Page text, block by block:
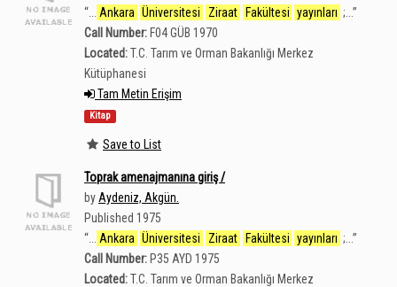
“
Ankara Üniversitesi Ziraat Fakültesi yayınları ;... ”
Call Number: F04 GÜB 1970
Located:T.C. Tarım ve Orman Bakanlığı Merkez
Kütüphanesi
Tam Metin Erişim
Kitap
Save to List
Toprak amenajmanına giriş /
by Aydeniz, Akgün.
Published 1975
“
Ankara Üniversitesi Ziraat Fakültesi yayınları ;... ”
Call Number: P35 AYD 1975
Located:T.C. Tarım ve Orman Bakanlığı Merkez